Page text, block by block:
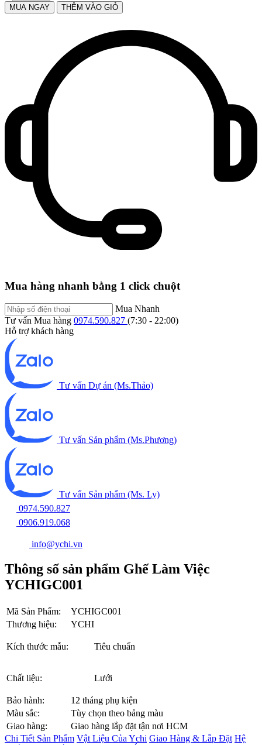
MUA NGAY THÊM VÀO GIỎ
Mua hàng nhanh bằng 1 click chuột
Mua Nhanh
Tư vấn Mua hàng 0974.590.827 (7:30 - 22:00)
Hỗ trợ khách hàng
Tư vấn Dự án (Ms.Thảo)
Tư vấn Sản phẩm (Ms.Phương)
Tư vấn Sản phẩm (Ms. Ly)
0974.590.827
0906.919.068
info@ychi.vn
Thông số sản phẩm Ghế Làm Việc
YCHIGC001
Mã Sản Phẩm:
YCHIGC001
Thương hiệu:
YCHI
Kích thước mẫu: Tiêu chuẩn
Chất liệu: Lưới
Bảo hành:
12 tháng phụ kiện
Màu sắc:
Tùy chọn theo bảng màu
Giao hàng:
Giao hàng lắp đặt tận nơi HCM
Chi Tiết Sản Phẩm Vật Liệu Của Ychi Giao Hàng & Lắp Đặt Hệ